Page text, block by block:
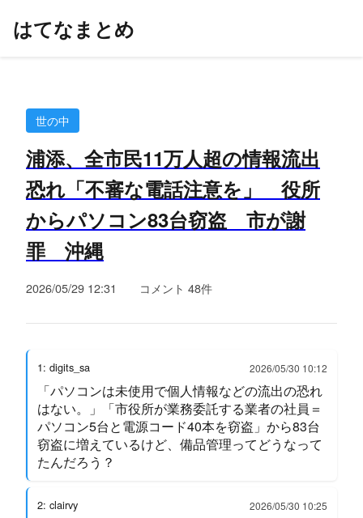
はてなまとめ
世の中
浦添、全市民11万人超の情報流出
恐れ「不審な電話注意を」 役所
からパソコン83台窃盗 市が謝
罪 沖縄
2026/05/29 12:31 コメント 48件
1: digits_sa 2026/05/30 10:12
「パソコンは未使用で個人情報などの流出の恐れ
はない。」「市役所が業務委託する業者の社員＝
パソコン5台と電源コード40本を窃盗」から83台
窃盗に増えているけど、備品管理ってどうなって
たんだろう？
2: clairvy 2026/05/30 10:25